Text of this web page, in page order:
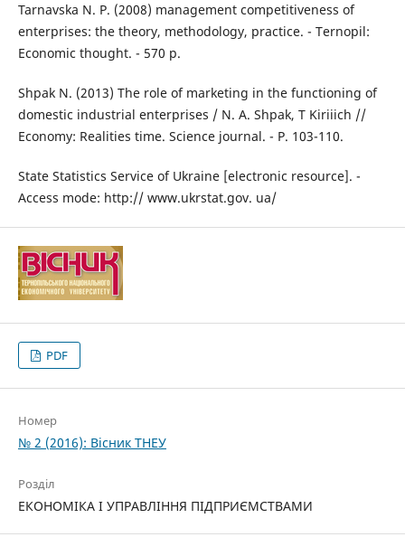
Tarnavska N. P. (2008) management competitiveness of
enterprises: the theory, methodology, practice. - Ternopil:
Economic thought. - 570 p.
Shpak N. (2013) The role of marketing in the functioning of
domestic industrial enterprises / N. A. Shpak, T Kiriiich //
Economy: Realities time. Science journal. - P. 103-110.
State Statistics Service of Ukraine [electronic resource]. -
Access mode: http:// www.ukrstat.gov. ua/
PDF
Номер
№ 2 (2016): Вісник ТНЕУ
Розділ
ЕКОНОМІКА І УПРАВЛІННЯ ПІДПРИЄМСТВАМИ